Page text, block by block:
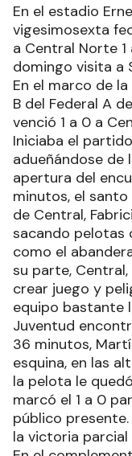
En el estadio
vigesimosexta
a Central Norte
domingo visita a
En el marco de
B del Federal A
venció 1 a 0 a
Iniciaba el
adueñándose de
apertura del
minutos, el
de Central,
sacando pelotas
como el
su parte,
crear juego y
equipo bastante
Juventud
36 minutos,
esquina, en las
la pelota le
marcó el 1 a 0
público
la victoria parcial